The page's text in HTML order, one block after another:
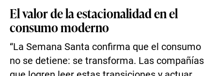
El valor de la estacionalidad en el
consumo moderno
“La Semana Santa confirma que el consumo
no se detiene: se transforma. Las compañías